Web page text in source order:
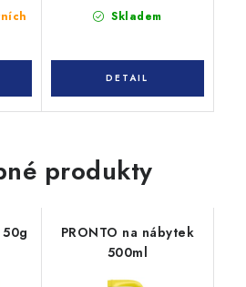
Skladem
produkty
50g
PRONTO na nábytek
500ml